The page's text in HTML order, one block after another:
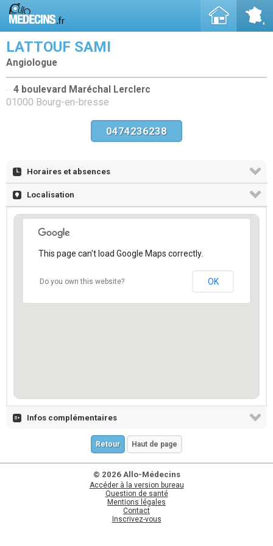
LATTOUF SAMI
Angiologue
4 boulevard Maréchal Lerclerc
01000 Bourg-en-bresse
0474236238
Horaires et absences
Localisation
This page can't load Google Maps correctly.
Do you own this website? OK
Infos complémentaires
Retour Haut de page
© 2026 Allo-Médecins
Accéder à la version bureau
Question de santé
Mentions légales
Contact
Inscrivez-vous